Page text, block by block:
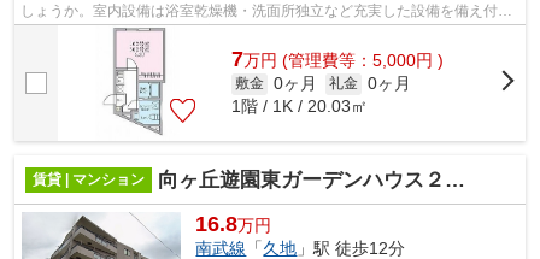
しょうか。室内設備は浴室乾燥機・洗面所独立など充実した設備を備え付け
ています。駅から徒歩8分に立地する、...
7万円 (管理費等：5,000円 )
敷金 0ヶ月 礼金 0ヶ月
1階 / 1K / 20.03㎡
賃貸 | マンション 向ヶ丘遊園東ガーデンハウス２番館
16.8万円
南武線 「久地 」駅 徒歩12分